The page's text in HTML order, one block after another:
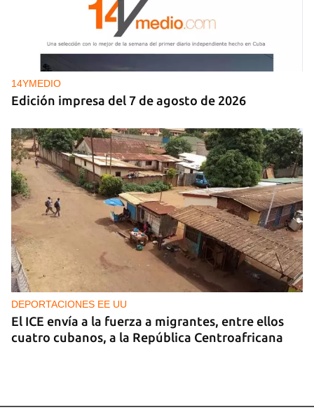
14YMEDIO
Edición impresa del 7 de agosto de 2026
DEPORTACIONES EE UU
El ICE envía a la fuerza a migrantes, entre ellos
cuatro cubanos, a la República Centroafricana